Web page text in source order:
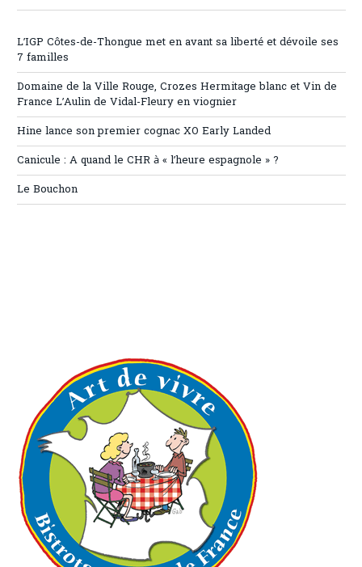
L’IGP Côtes-de-Thongue met en avant sa liberté et dévoile ses
7 familles
Domaine de la Ville Rouge, Crozes Hermitage blanc et Vin de
France L’Aulin de Vidal-Fleury en viognier
Hine lance son premier cognac XO Early Landed
Canicule : A quand le CHR à « l’heure espagnole » ?
Le Bouchon